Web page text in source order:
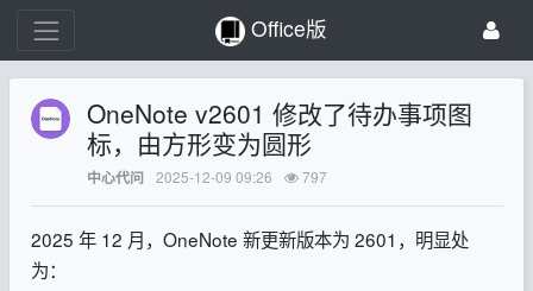
Office版
OneNote v2601 修改了待办事项图
标，由方形变为圆形
中心代问 2025-12-09 09:26 797
2025 年 12 月，OneNote 新更新版本为 2601，明显处
为：